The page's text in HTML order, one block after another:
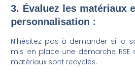
3. Évaluez les matériaux
personnalisation :
N’hésitez pas à demander si la
mis en place une démarche
matériaux sont recyclés.